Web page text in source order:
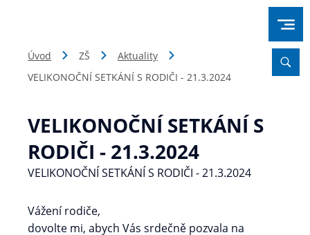
Úvod ZŠ
Aktuality
VELIKONOČNÍ SETKÁNÍ S RODIČI - 21.3.2024
VELIKONOČNÍ SETKÁNÍ S
RODIČI - 21.3.2024
VELIKONOČNÍ SETKÁNÍ S RODIČI - 21.3.2024
Vážení rodiče,
dovolte mi, abych Vás srdečně pozvala na